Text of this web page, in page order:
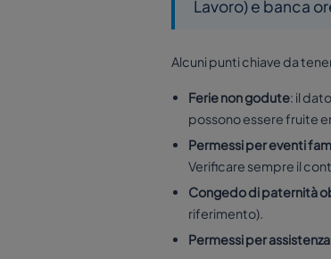
Lavoro) e banca
Alcuni punti chiave da
Ferie non godute: il
possono essere fruite
Permessi per eventi
Verificare sempre il
Congedo di paternità
riferimento).
Permessi per